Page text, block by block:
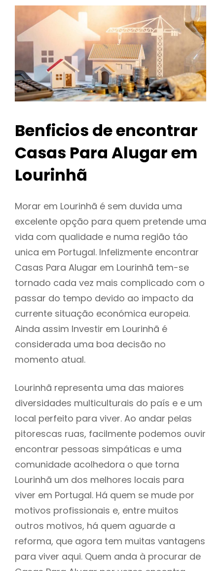
Benficios de encontrar
Casas Para Alugar em
Lourinhã
Morar em Lourinhã é sem duvida uma
excelente opção para quem pretende uma
vida com qualidade e numa região táo
unica em Portugal. Infelizmente encontrar
Casas Para Alugar em Lourinhã tem-se
tornado cada vez mais complicado com o
passar do tempo devido ao impacto da
currente situação económica europeia.
Ainda assim Investir em Lourinhã é
considerada uma boa decisão no
momento atual.
Lourinhã representa uma das maiores
diversidades multiculturais do país e e um
local perfeito para viver. Ao andar pelas
pitorescas ruas, facilmente podemos ouvir
encontrar pessoas simpáticas e uma
comunidade acolhedora o que torna
Lourinhã um dos melhores locais para
viver em Portugal. Há quem se mude por
motivos profissionais e, entre muitos
outros motivos, há quem aguarde a
reforma, que agora tem muitas vantagens
para viver aqui. Quem anda à procurar de